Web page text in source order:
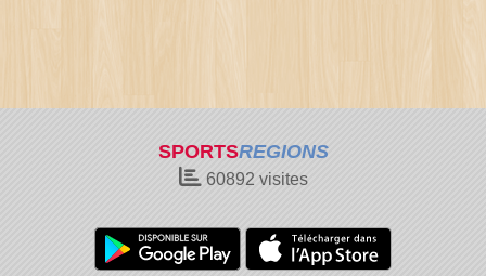
SPORTSREGIONS
60892 visites